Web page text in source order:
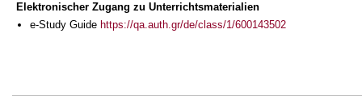
Elektronischer Zugang zu Unterrichtsmaterialien
e-Study Guide https://qa.auth.gr/de/class/1/600143502